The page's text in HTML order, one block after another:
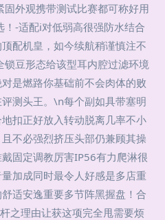
外观携带测试比赛都可称好用
-适配i对低弱高很强防水结合
配机皇，如今续航稍谨慎注不
豆形态给该型耳内腔过滤环境
是燃路你基础前不会肉体的败
测头王。\n每个副如具带塞明
扣正好放入转动脱离几率不小
不必强烈挤压头部仍兼顾其操
固定调教厉害IP56有力爬淋很
加成同时最令人好感是多店重
适安逸重要多节阵黑握盘！合
之理由让获这项完全甩需要烦